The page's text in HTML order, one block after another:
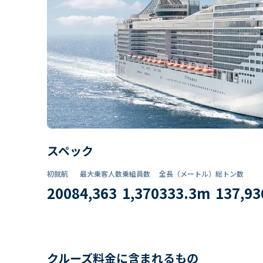
スペック
初就航
2008
最大乗客人数
4,363
乗組員数​
1,370
全長（メートル）
333.3m
総トン数​
クルーズ料金に含まれるもの